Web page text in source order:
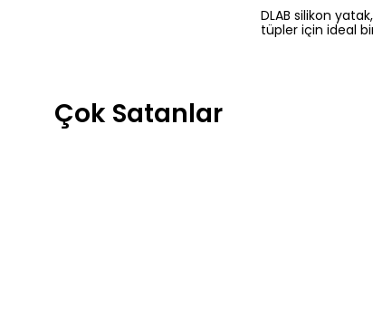
DLAB silikon
tüpler için ideal
Çok Satanlar